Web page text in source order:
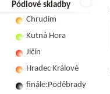
Pódiové skladby
Chrudim
Kutná Hora
Jičín
Hradec Králové
finále:Poděbrady